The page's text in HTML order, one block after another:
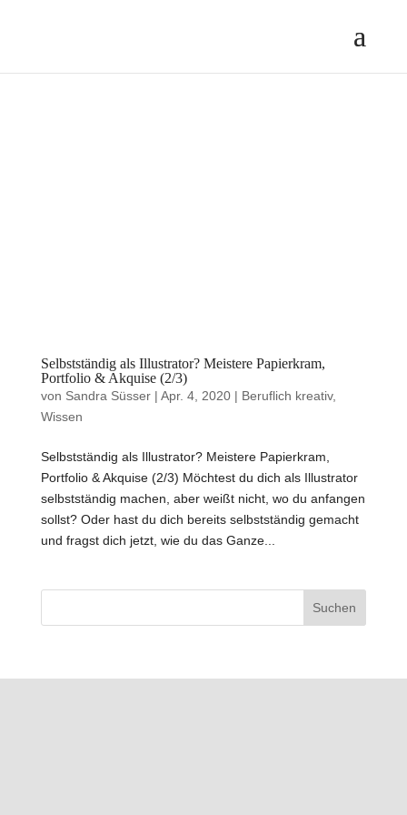
Selbstständig als Illustrator? Meistere Papierkram,
Portfolio & Akquise (2/3)
von Sandra Süsser| Apr. 4, 2020| Beruflich kreativ,
Wissen
Selbstständig als Illustrator? Meistere Papierkram,
Portfolio & Akquise (2/3) Möchtest du dich als Illustrator
selbstständig machen, aber weißt nicht, wo du anfangen
sollst? Oder hast du dich bereits selbstständig gemacht
und fragst dich jetzt, wie du das Ganze...